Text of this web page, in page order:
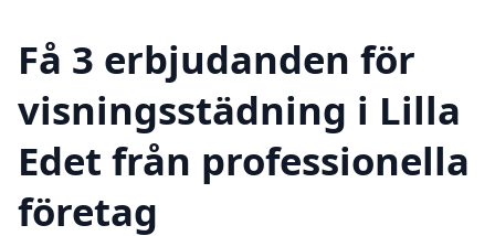
Få 3 erbjudanden för
visningsstädning i Lilla
Edet från professionella
företag